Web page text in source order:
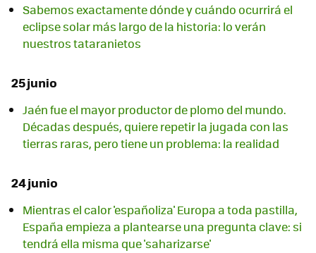
Sabemos exactamente dónde y cuándo ocurrirá el
eclipse solar más largo de la historia: lo verán
nuestros tataranietos
25 junio
Jaén fue el mayor productor de plomo del mundo.
Décadas después, quiere repetir la jugada con las
tierras raras, pero tiene un problema: la realidad
24 junio
Mientras el calor 'españoliza' Europa a toda pastilla,
España empieza a plantearse una pregunta clave: si
tendrá ella misma que 'saharizarse'